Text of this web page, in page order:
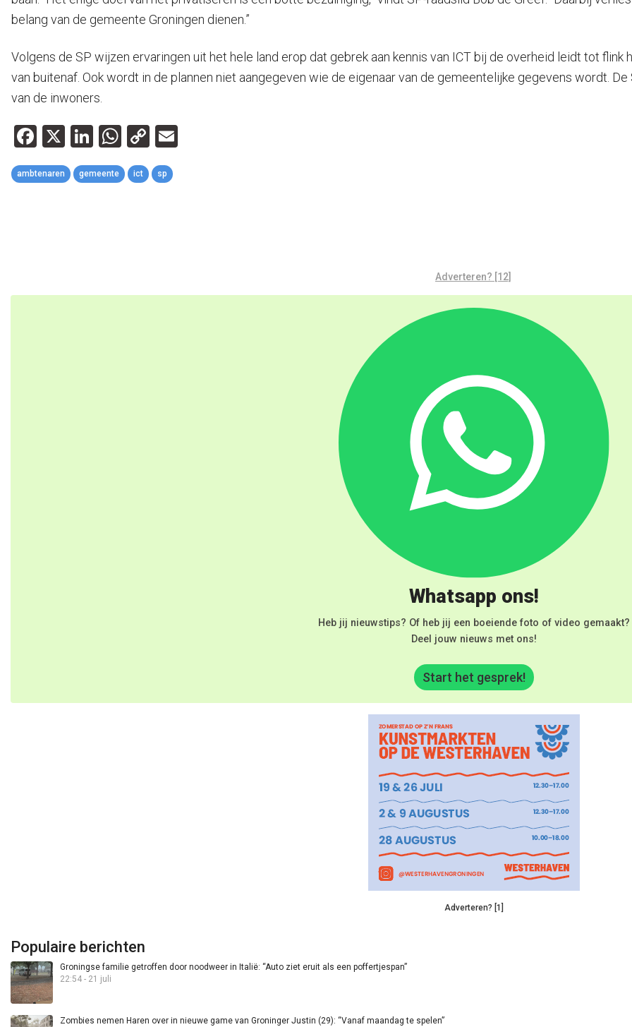
belang van de gemeente Groningen dienen.”
Volgens de SP wijzen ervaringen uit het hele land erop dat gebrek aan kennis van ICT bij de overheid leidt tot
van buitenaf. Ook wordt in de plannen niet aangegeven wie de eigenaar van de gemeentelijke gegevens wordt.
van de inwoners.
Facebook
X LinkedIn
WhatsApp
Copy
Link
ambtenaren gemeente ict sp
Adverteren? [12]
Whatsapp ons!
Heb jij nieuwstips? Of heb jij een boeiende foto of video gemaakt?
Deel jouw nieuws met ons!
Start het gesprek!
Adverteren? [1]
Populaire berichten
Groningse familie getroffen door noodweer in Italië: “Auto ziet eruit als een poffertjespan”
22:54 - 21 juli
Zombies nemen Haren over in nieuwe game van Groninger Justin (29): “Vanaf maandag te spelen”